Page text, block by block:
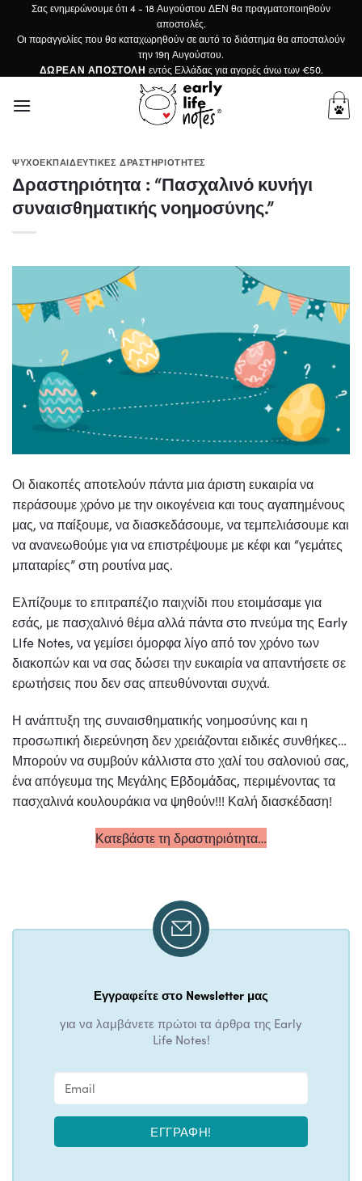
Μετάβαση
περιεχόμενο
Σας ενημερώνουμε ότι 4 - 18 Αυγούστου ΔΕΝ θα πραγματοποιηθούν
αποστολές.
Οι παραγγελίες που θα καταχωρηθούν σε αυτό το διάστημα θα αποσταλούν
την 19η Αυγούστου.
ΔΩΡΕΑΝ ΑΠΟΣΤΟΛΗ εντός Ελλάδας για αγορές άνω των €50.
ΨΥΧΟΕΚΠΑΙΔΕΥΤΙΚΈΣ ΔΡΑΣΤΗΡΙΌΤΗΤΕΣ
Δραστηριότητα : “Πασχαλινό κυνήγι
συναισθηματικής νοημοσύνης.”
Οι διακοπές αποτελούν πάντα μια άριστη ευκαιρία να
περάσουμε χρόνο με την οικογένεια και τους αγαπημένους
μας, να παίξουμε, να διασκεδάσουμε, να τεμπελιάσουμε και
να ανανεωθούμε για να επιστρέψουμε με κέφι και “γεμάτες
μπαταρίες” στη ρουτίνα μας.
Ελπίζουμε το επιτραπέζιο παιχνίδι που ετοιμάσαμε για
εσάς, με πασχαλινό θέμα αλλά πάντα στο πνεύμα της Early
LIfe Notes, να γεμίσει όμορφα λίγο από τον χρόνο των
διακοπών και να σας δώσει την ευκαιρία να απαντήσετε σε
ερωτήσεις που δεν σας απευθύνονται συχνά.
Η ανάπτυξη της συναισθηματικής νοημοσύνης και η
προσωπική διερεύνηση δεν χρειάζονται ειδικές συνθήκες…
Μπορούν να συμβούν κάλλιστα στο χαλί του σαλονιού σας,
ένα απόγευμα της Μεγάλης Εβδομάδας, περιμένοντας τα
πασχαλινά κουλουράκια να ψηθούν!!! Καλή διασκέδαση!
Κατεβάστε τη δραστηριότητα…
Εγγραφείτε στο Newsletter μας
για να λαμβάνετε πρώτοι τα άρθρα της Early
Life Notes!
ΕΓΓΡΑΦΉ!